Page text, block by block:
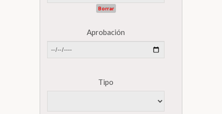
Borrar
Aprobación
Tipo